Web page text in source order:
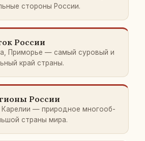
сто­ро­ны России.
России
При­мо­рье — самый су­ро­вый и
край страны.
России
— при­род­ное мно­го­об­
страны мира.